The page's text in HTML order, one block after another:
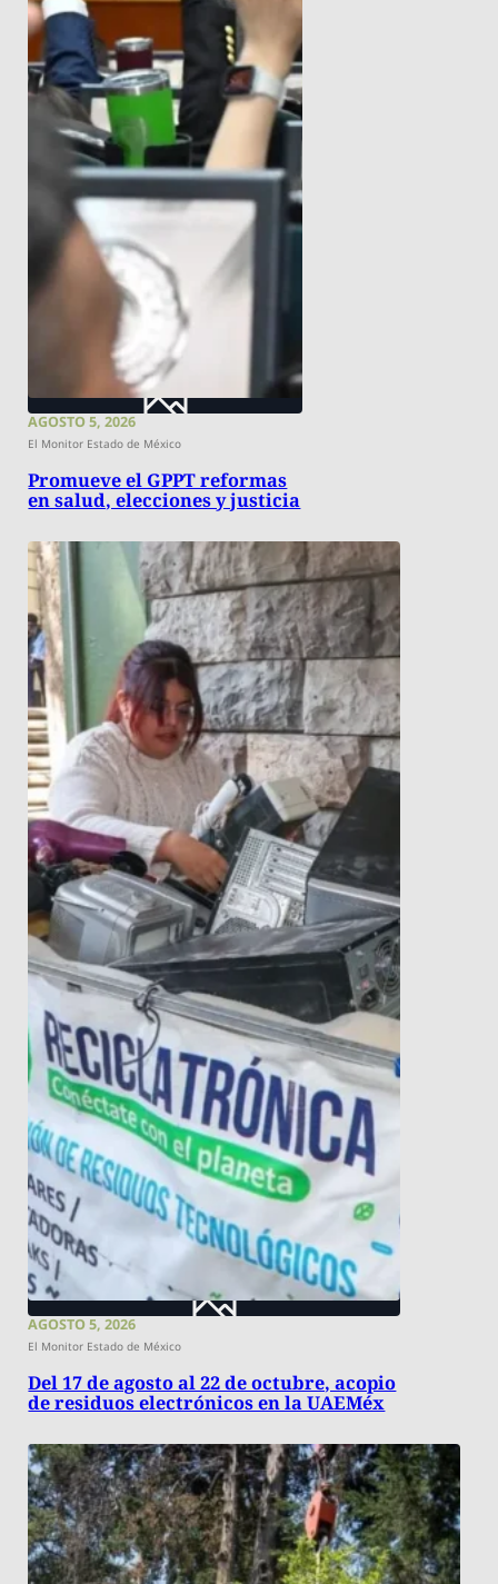
AGOSTO 5, 2026
El Monitor Estado de México
Promueve el GPPT reformas
en salud, elecciones y justicia
AGOSTO 5, 2026
El Monitor Estado de México
Del 17 de agosto al 22 de octubre, acopio
de residuos electrónicos en la UAEMéx